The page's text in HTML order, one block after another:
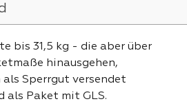
bis 31,5 kg - die aber über
hinausgehen,
als Sperrgut versendet
als Paket mit GLS.